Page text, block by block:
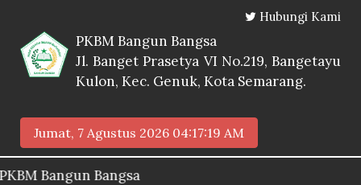
Hubungi Kami
PKBM Bangun Bangsa
Jl. Banget Prasetya VI No.219, Bangetayu
Kulon, Kec. Genuk, Kota Semarang.
Jumat, 7 Agustus 2026 04:17:20 AM
Bangsa